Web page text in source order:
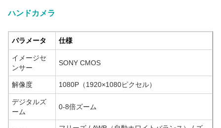
ハンドカメラ
パラメータ 仕様
イメージセ
ンサー
SONY CMOS
解像度 1080P（1920×1080ピクセル）
デジタルズ
ーム
0-8倍ズーム